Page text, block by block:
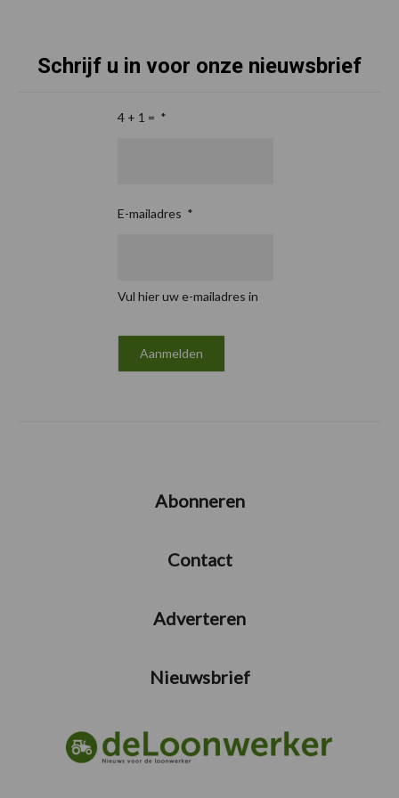
Schrijf u in voor onze nieuwsbrief
4 + 1 = *
E-mailadres *
Vul hier uw e-mailadres in
Abonneren
Contact
Adverteren
Nieuwsbrief